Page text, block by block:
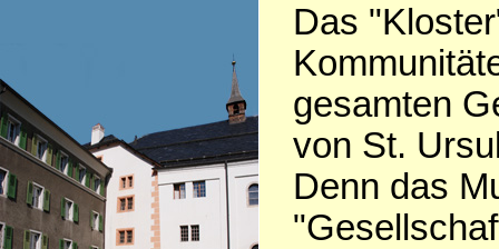
Das
gesamten
von St.
Denn das